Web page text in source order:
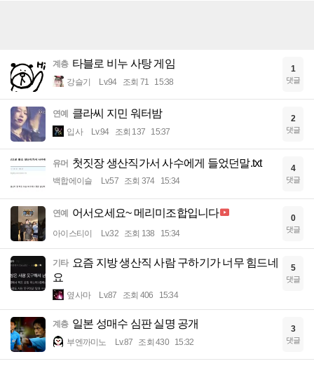
계층 타블로 비누 사탕 게임
강슬기 Lv.94 조회 71 15:38
1
댓글
연예 클라씨 지민 워터밤
입사 Lv.94 조회 137 15:37
2
댓글
유머 첫짓장 생산직가서 사수에게 들었던말.txt
백합에이슬 Lv.57 조회 374 15:34
4
댓글
연예 어서오세요~ 메리미조합입니다
아이스티이 Lv.32 조회 138 15:34
0
댓글
기타 요즘 지방 생산직 사람 구하기가 너무 힘드네
요
옆사마 Lv.87 조회 406 15:34
5
댓글
계층 일본 성매수 심판 실명 공개
부엔까미노 Lv.87 조회 430 15:32
3
댓글